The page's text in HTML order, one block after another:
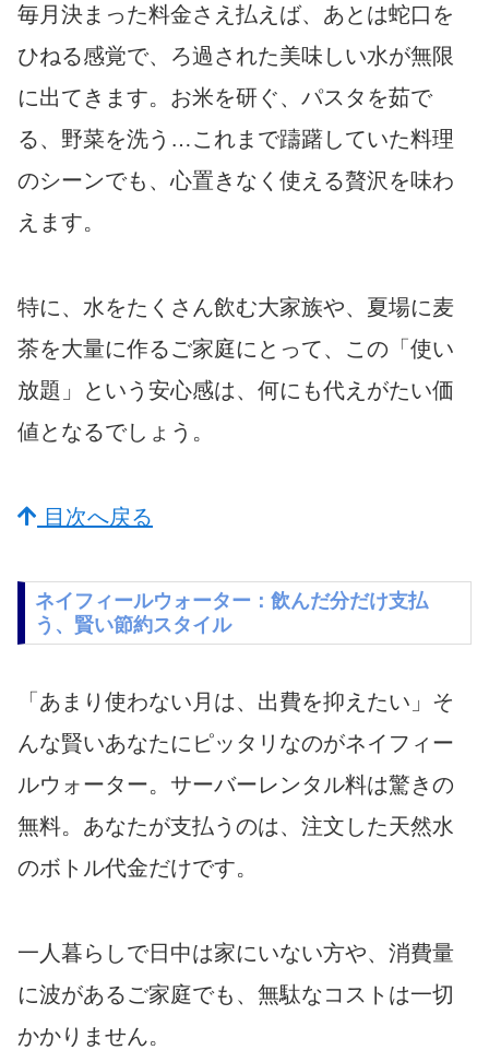
毎月決まった料金さえ払えば、あとは蛇口を
ひねる感覚で、ろ過された美味しい水が無限
に出てきます。お米を研ぐ、パスタを茹で
る、野菜を洗う…これまで躊躇していた料理
のシーンでも、心置きなく使える贅沢を味わ
えます。
特に、水をたくさん飲む大家族や、夏場に麦
茶を大量に作るご家庭にとって、この「使い
放題」という安心感は、何にも代えがたい価
値となるでしょう。
目次へ戻る
ネイフィールウォーター：飲んだ分だけ支払
う、賢い節約スタイル
「あまり使わない月は、出費を抑えたい」そ
んな賢いあなたにピッタリなのがネイフィー
ルウォーター。サーバーレンタル料は驚きの
無料。あなたが支払うのは、注文した天然水
のボトル代金だけです。
一人暮らしで日中は家にいない方や、消費量
に波があるご家庭でも、無駄なコストは一切
かかりません。